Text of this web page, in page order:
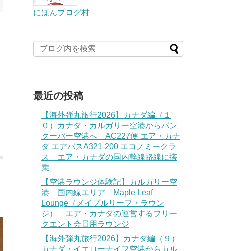
にほんブログ村
最近の投稿
【海外弾丸旅行2026】カナダ編（１
０）カナダ・カルガリー空港からバン
クーバー空港へ AC227便 エア・カナ
ダ エアバスA321-200 エコノミークラ
ス エア・カナダの国内幹線路線に搭
乗
【空港ラウンジ体験記】カルガリー空
港 国内線エリア Maple Leaf
Lounge（メイプルリーフ・ラウン
ジ） エア・カナダの運営するフリー
クエント会員用ラウンジ
【海外弾丸旅行2026】カナダ編（９）
カナダ・イエローナイフ空港からカル